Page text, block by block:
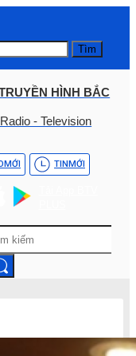
Tìm
HÌNH BẮC
- Television
MỚI TINMỚI